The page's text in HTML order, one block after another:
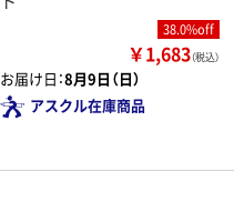
38.0%off
￥1,683（税込）
お届け日：8月9日（日）
アスクル在庫商品